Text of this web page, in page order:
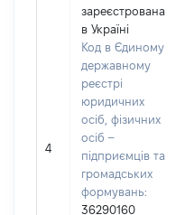
4
зареєстрована
в Україні
Код в Єдиному
державному
реєстрі
юридичних
осіб, фізичних
осіб –
підприємців та
громадських
формувань:
36290160